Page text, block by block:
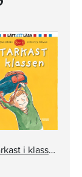
Starkast i klassen